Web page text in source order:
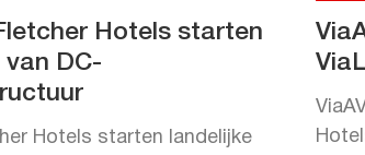
Hotels starten
van DC-
Hotels starten landelijke